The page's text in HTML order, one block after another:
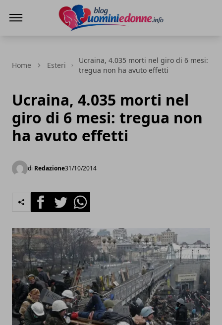
Home Esteri
Ucraina, 4.035 morti nel giro di 6 mesi:
tregua non ha avuto effetti
Ucraina, 4.035 morti nel
giro di 6 mesi: tregua non
ha avuto effetti
di Redazione31/10/2014
FacebookTwitterWhatsapp